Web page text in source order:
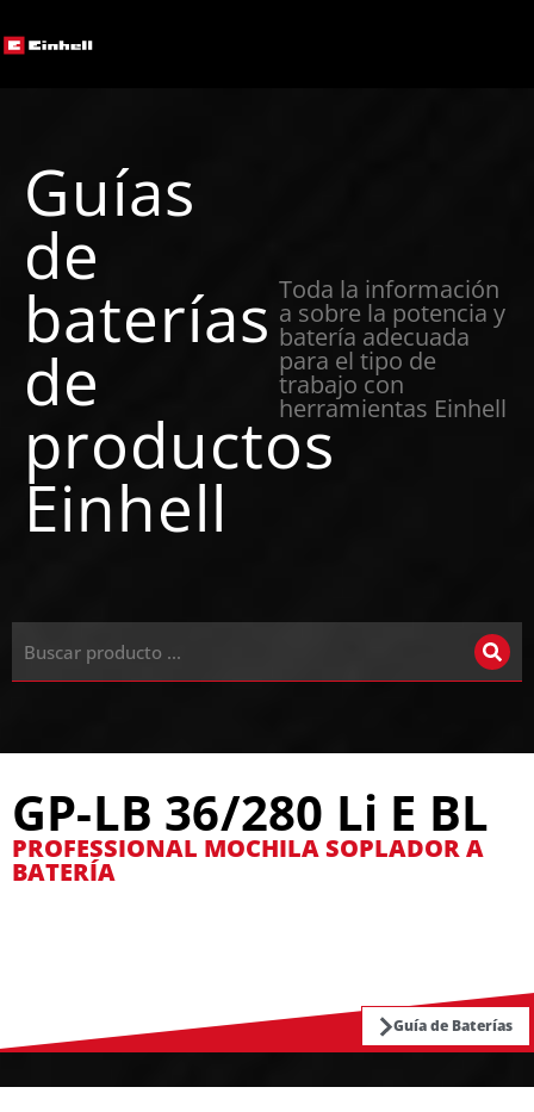
Guías
de
baterías
de
productos
Einhell
Toda la información
a sobre la potencia y
batería adecuada
para el tipo de
trabajo con
herramientas Einhell
GP-LB 36/280 Li E BL
PROFESSIONAL MOCHILA SOPLADOR A
BATERÍA
Guía de Baterías